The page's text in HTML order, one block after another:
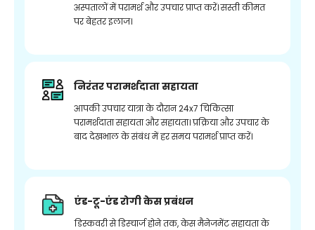
अस्पतालों में परामर्श और उपचार प्राप्त करें। सस्ती कीमत
पर बेहतर इलाज।
निरंतर परामर्शदाता सहायता
आपकी उपचार यात्रा के दौरान 24x7 चिकित्सा
परामर्शदाता सहायता और सहायता। प्रक्रिया और उपचार के
बाद देखभाल के संबंध में हर समय परामर्श प्राप्त करें।
एंड-टू-एंड रोगी केस प्रबंधन
डिस्कवरी से डिस्चार्ज होने तक, केस मैनेजमेंट सहायता के